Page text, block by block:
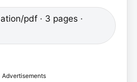
pdf · 3 pages ·
Advertisements